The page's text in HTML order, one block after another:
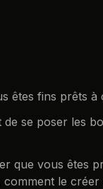
êtes fins prêts à
se poser les
que vous êtes
le